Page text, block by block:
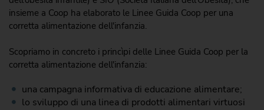
insieme a Coop ha elaborato le Linee Guida Coop per una
corretta alimentazione dell'infanzia.
Scopriamo in concreto i princìpi delle Linee Guida Coop per la
corretta alimentazione dell'infanzia:
una campagna informativa di educazione alimentare;
lo sviluppo di una linea di prodotti alimentari virtuosi